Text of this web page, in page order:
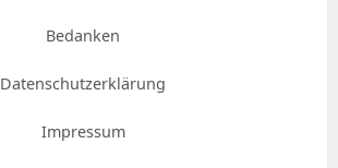
Bedanken
Datenschutzerklärung
Impressum